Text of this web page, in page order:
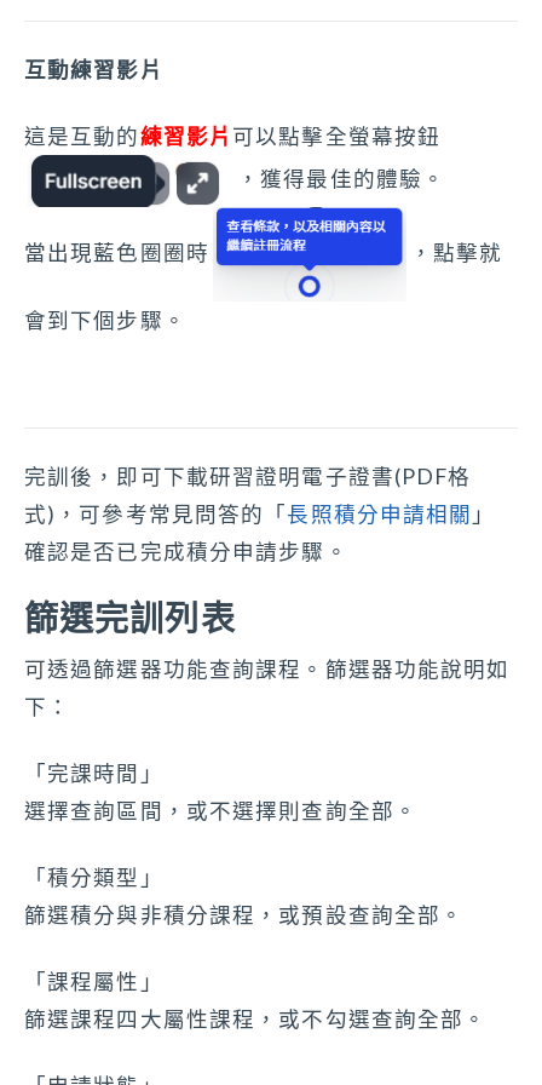
互動練習影片
這是互動的練習影片 可以點擊全螢幕按鈕
，獲得最佳的體驗。
當出現藍色圈圈時 ，點擊就
會到下個步驟。
完訓後，即可下載研習證明電子證書(PDF格
式)，可參考常見問答的「長照積分申請相關 」
確認是否已完成積分申請步驟。
篩選完訓列表
可透過篩選器功能查詢課程。篩選器功能說明如
下：
「完課時間」
選擇查詢區間，或不選擇則查詢全部。
「積分類型」
篩選積分與非積分課程，或預設查詢全部。
「課程屬性」
篩選課程四大屬性課程，或不勾選查詢全部。